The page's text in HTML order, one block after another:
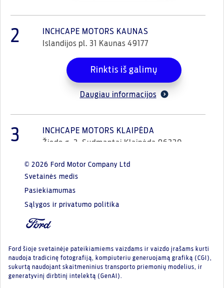
2
INCHCAPE MOTORS KAUNAS
Islandijos pl. 31 Kaunas 49177
Rinktis iš galimų
Daugiau informacijos
3
INCHCAPE MOTORS KLAIPĖDA
Žiedo g. 2, Sudmantai Klaipėda 96320
Rinktis iš galimų
© 2026 Ford Motor Company Ltd
Svetainės medis
Pasiekiamumas
Sąlygos ir privatumo politika
Ford šioje svetainėje pateikiamiems vaizdams ir vaizdo įrašams kurti
naudoja tradicinę fotografiją, kompiuteriu generuojamą grafiką (CGI),
sukurtą naudojant skaitmeninius transporto priemonių modelius, ir
generatyvinį dirbtinį intelektą (GenAI).